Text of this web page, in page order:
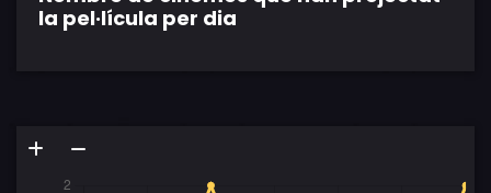
la pel·lícula per dia